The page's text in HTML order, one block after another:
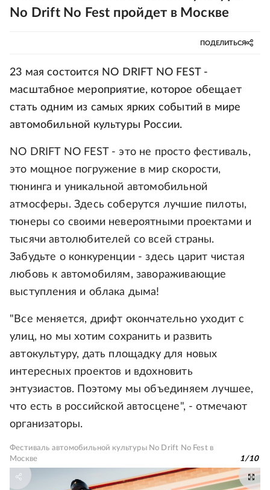
No Drift No Fest пройдет в Москве
ПОДЕЛИТЬСЯ
23 мая состоится NO DRIFT NO FEST -
масштабное мероприятие, которое обещает
стать одним из самых ярких событий в мире
автомобильной культуры России.
NO DRIFT NO FEST - это не просто фестиваль,
это мощное погружение в мир скорости,
тюнинга и уникальной автомобильной
атмосферы. Здесь соберутся лучшие пилоты,
тюнеры со своими невероятными проектами и
тысячи автолюбителей со всей страны.
Забудьте о конкуренции - здесь царит чистая
любовь к автомобилям, завораживающие
выступления и облака дыма!
"Все меняется, дрифт окончательно уходит с
улиц, но мы хотим сохранить и развить
автокультуру, дать площадку для новых
интересных проектов и вдохновить
энтузиастов. Поэтому мы объединяем лучшее,
что есть в российской автосцене", - отмечают
организаторы.
Фестиваль автомобильной культуры No Drift No Fest в
Москве
1/10